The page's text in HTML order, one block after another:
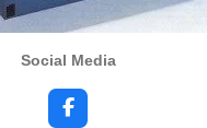
Social Media
F